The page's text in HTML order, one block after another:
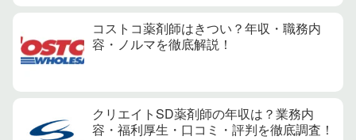
コストコ薬剤師はきつい？年収・職務内
容・ノルマを徹底解説！
クリエイトSD薬剤師の年収は？業務内
容・福利厚生・口コミ・評判を徹底調査！